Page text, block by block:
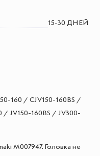
15-30 ДНЕЙ
160 / CJV150-160BS /
/ JV150-160BS / JV300-
M007947. Головка не